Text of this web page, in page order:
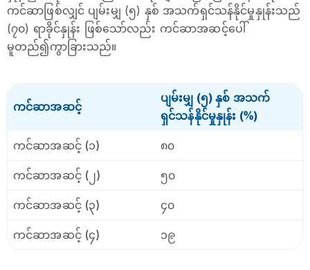
ကင်ဆာဖြစ်လျှင် ပျမ်းမျှ (၅) နှစ် အသက်ရှင်သန်နိုင်မှုနှုန်းသည်
(၇၀) ရာခိုင်နှုန်း ဖြစ်သော်လည်း ကင်ဆာအဆင့်ပေါ်
မူတည်၍ကွာခြားသည်။
ကင်ဆာအဆင့်
ပျမ်းမျှ (၅) နှစ် အသက်
ရှင်သန်နိုင်မှုနှုန်း (%)
ကင်ဆာအဆင့် (၁) ၈၀
ကင်ဆာအဆင့် (၂) ၅၀
ကင်ဆာအဆင့် (၃) ၄၀
ကင်ဆာအဆင့် (၄) ၁၉